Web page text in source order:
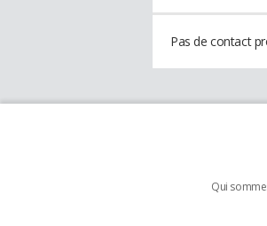
Pas de contact
Qui